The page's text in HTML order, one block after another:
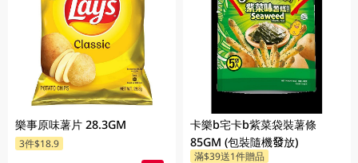
樂事原味薯片 28.3GM
3件$18.9
卡樂b宅卡b紫菜袋裝薯條
85GM (包裝隨機發放)
滿$39送1件贈品